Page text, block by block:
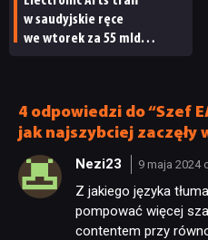
w saudyjskie ręce
we wtorek za 55 mld
4 odpowiedzi do “Szef
jak najszybciej zaczęły
Nezi23 9 maja 2024
Z jakiego języka
pompować więcej
contentem przy